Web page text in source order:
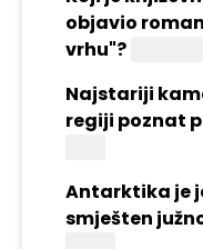
objavio
vrhu"?
Najstariji
regiji poznat
Antarktika je
smješten